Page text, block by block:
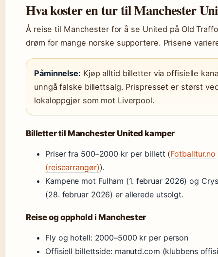
Hva koster en tur til Manchester
Å reise til Manchester for å se United på Old
drøm for mange norske supportere. Prisene
Påminnelse: Kjøp alltid billetter via offisielle
unngå falske billettsalg. Prispresset er størst
lokaloppgjør som mot Liverpool.
Billetter til Manchester United kamper
Priser fra 500–2000 kr per billett (Fotballtur.no
(reisearrangør)).
Kampene mot Fulham (1. februar 2026) og
(28. februar 2026) er allerede utsolgt.
Reise og opphold i Manchester
Fly og hotell: 2000–5000 kr per person
Offisiell billettside: manutd.com (klubbens